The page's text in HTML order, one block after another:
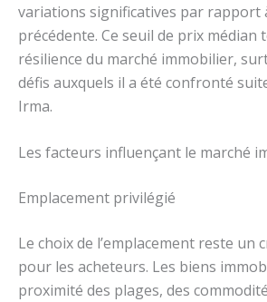
variations significatives par rapport
précédente. Ce seuil de prix médian
résilience du marché immobilier,
défis auxquels il a été confronté
Irma.
Les facteurs influençant le marché
Emplacement privilégié
Le choix de l’emplacement reste un
pour les acheteurs. Les biens
proximité des plages, des